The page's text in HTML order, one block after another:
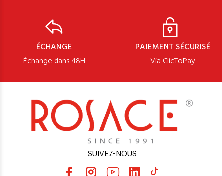
ÉCHANGE
Échange dans 48H
PAIEMENT SÉCURISÉ
Via ClicToPay
SUIVEZ-NOUS